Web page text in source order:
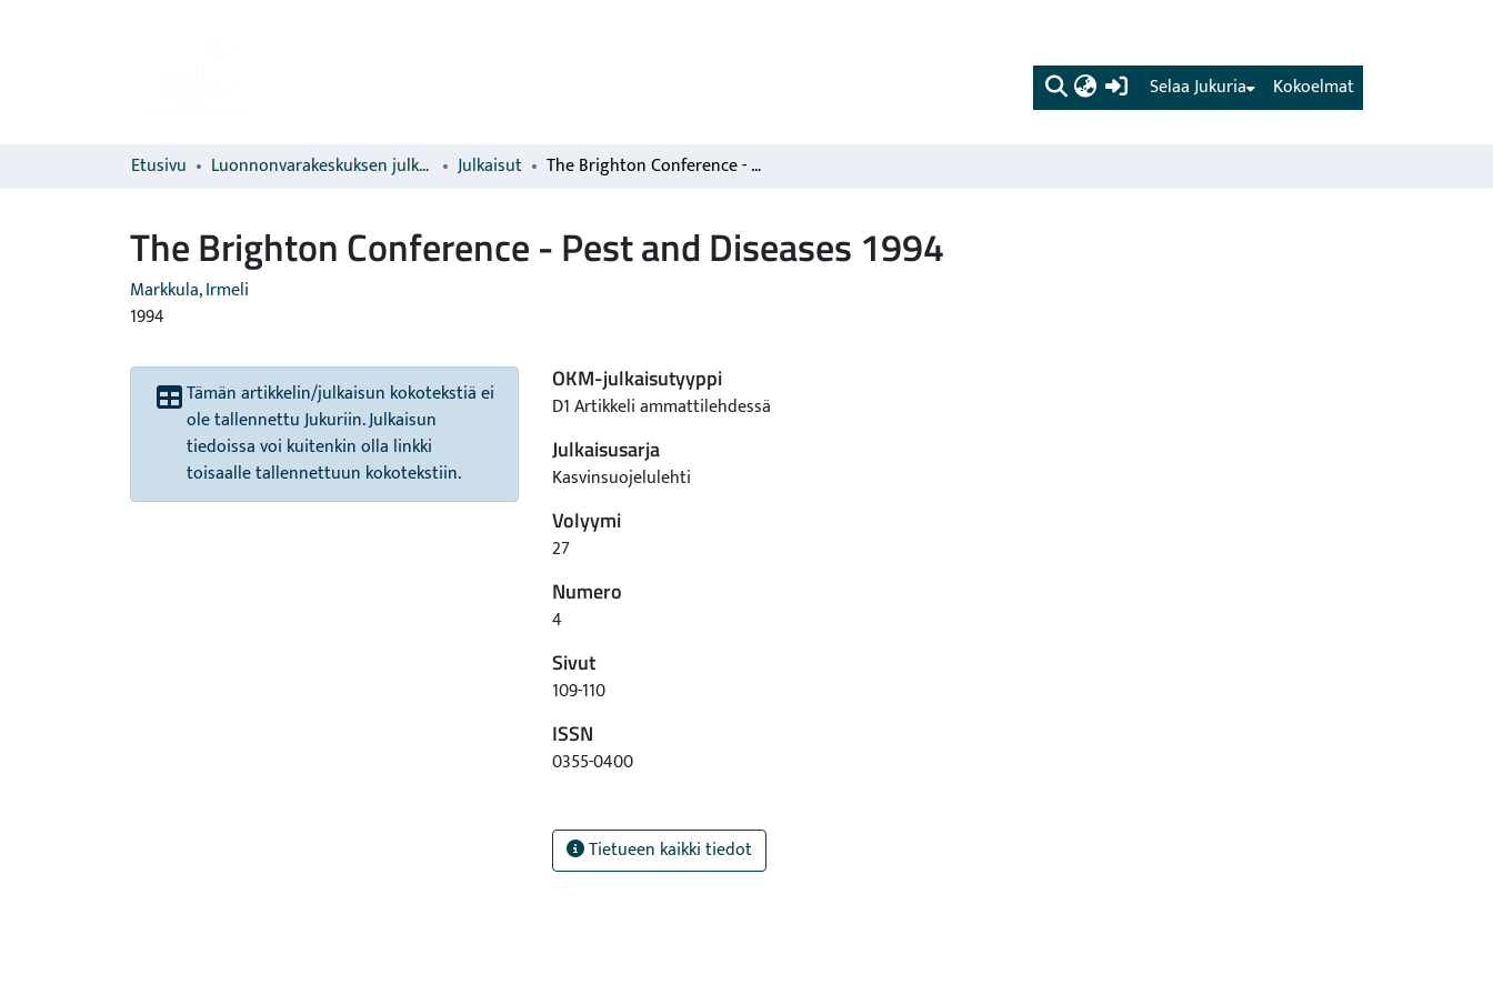
(current) Kokoelmat
Selaa Jukuria
Etusivu Luonnonvarakeskuksen julkaisut Julkaisut The Brighton Conference - Pest and Diseases 1994
The Brighton Conference - Pest and Diseases 1994
Markkula, Irmeli
1994
Tämän artikkelin/julkaisun kokotekstiä ei
ole tallennettu Jukuriin. Julkaisun
tiedoissa voi kuitenkin olla linkki
toisaalle tallennettuun kokotekstiin.
OKM-julkaisutyyppi
D1 Artikkeli ammattilehdessä
Julkaisusarja
Kasvinsuojelulehti
Volyymi
27
Numero
4
Sivut
109-110
ISSN
0355-0400
Tietueen kaikki tiedot